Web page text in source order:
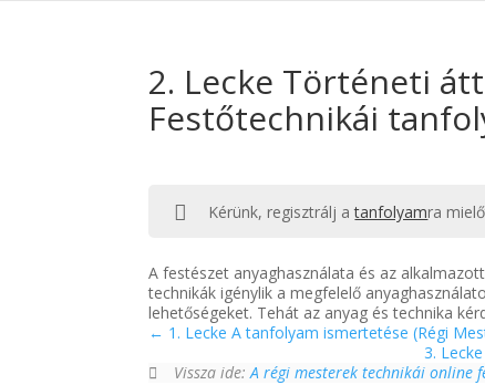
2. Lecke Történeti
Festőtechnikái
Kérünk, regisztrálj atanfolyamra
A festészet anyaghasználata és az
technikák igénylik a megfelelő
lehetőségeket. Tehát az anyag és technika
1. Lecke A tanfolyam ismertetése (Régi
3.
Vissza ide:A régi mesterek technikái online